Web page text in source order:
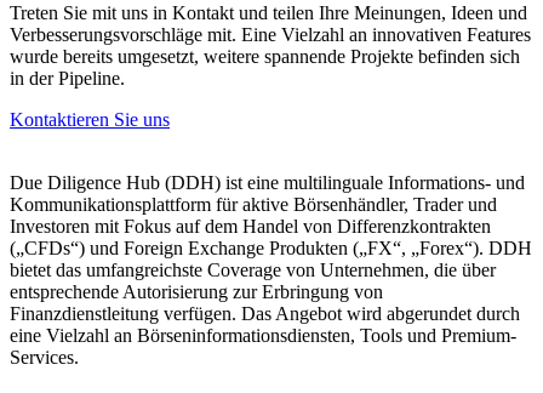
Treten Sie mit uns in Kontakt und teilen Ihre Meinungen, Ideen und
Verbesserungsvorschläge mit. Eine Vielzahl an innovativen Features
wurde bereits umgesetzt, weitere spannende Projekte befinden sich
in der Pipeline.
Kontaktieren Sie uns
Due Diligence Hub (DDH) ist eine multilinguale Informations- und
Kommunikationsplattform für aktive Börsenhändler, Trader und
Investoren mit Fokus auf dem Handel von Differenzkontrakten
(„CFDs“) und Foreign Exchange Produkten („FX“, „Forex“). DDH
bietet das umfangreichste Coverage von Unternehmen, die über
entsprechende Autorisierung zur Erbringung von
Finanzdienstleitung verfügen. Das Angebot wird abgerundet durch
eine Vielzahl an Börseninformationsdiensten, Tools und Premium-
Services.